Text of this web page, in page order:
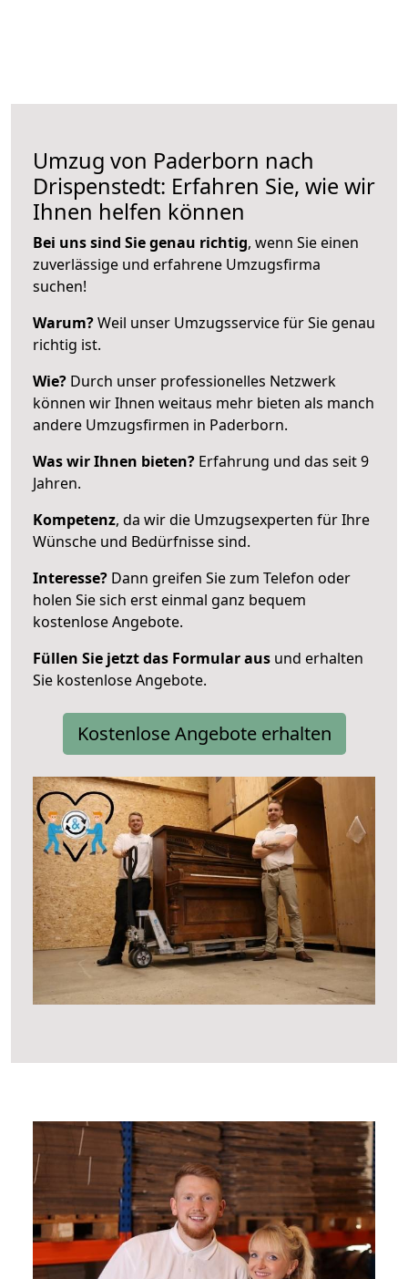
Umzug von Paderborn nach
Drispenstedt: Erfahren Sie, wie wir
Ihnen helfen können
Bei uns sind Sie genau richtig, wenn Sie einen
zuverlässige und erfahrene Umzugsfirma
suchen!
Warum?Weil unser Umzugsservice für Sie genau
richtig ist.
Wie? Durch unser professionelles Netzwerk
können wir Ihnen weitaus mehr bieten als manch
andere Umzugsfirmen in Paderborn.
Was wir Ihnen bieten? Erfahrung und das seit 9
Jahren.
Kompetenz, da wir die Umzugsexperten für Ihre
Wünsche und Bedürfnisse sind.
Interesse? Dann greifen Sie zum Telefon oder
holen Sie sich erst einmal ganz bequem
kostenlose Angebote.
Füllen Sie jetzt das Formular aus und erhalten
Sie kostenlose Angebote.
Kostenlose Angebote erhalten